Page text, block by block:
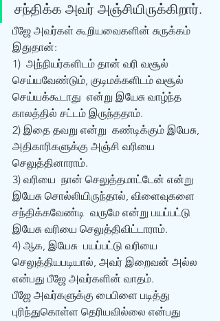
சந்திக்க அவர் அஞ்சியிருக்கிறார்.
பீஜே அவர்கள் கூறியவைகளின் சுருக்கம்
இதுதான்:
1)  அந்நியர்களிடம் தான் வரி வசூல்
செய்யவேண்டும், குடிமக்களிடம் வசூல்
செய்யக்கூடாது  என்று இயேசு வாழ்ந்த
காலத்தில் சட்டம் இருந்ததாம்.
2) இதை தவறு என்று  கண்டிக்கும் இயேசு,
அதிகாரிகளுக்கு அஞ்சி வரியை
செலுத்தினாராம்.
3) வரியை  நான் செலுத்தமாட்டேன் என்று
இயேசு சொல்லியிருந்தால், விளைவுகளை
சந்திக்கவேண்டி  வருமே என்று பயப்பட்டு
இயேசு வரியை செலுத்திவிட்டாராம்.
4) ஆக, இயேசு  பயப்பட்டு வரியை
செலுத்தியபடியால், அவர் இறைவன் அல்ல
என்பது பீஜே அவர்களின் வாதம்.
பீஜே அவர்களுக்கு பைபிளை படித்து
புரிந்துகொள்ள தெரியவில்லை என்பது